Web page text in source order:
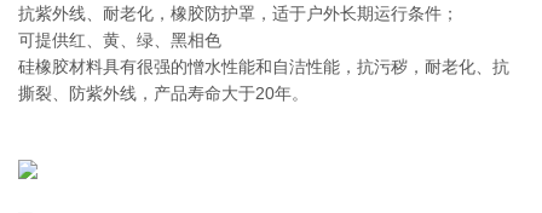
抗紫外线、耐老化，橡胶防护罩，适于户外长期运行条件；
可提供红、黄、绿、黑相色
硅橡胶材料具有很强的憎水性能和自洁性能，抗污秽，耐老化、抗
撕裂、防紫外线，产品寿命大于20年。